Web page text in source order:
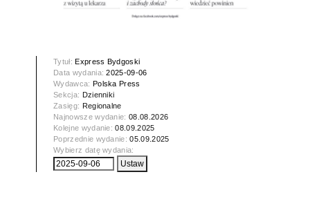
Tytuł: Express Bydgoski
Data wydania:2025-09-06
Wydawca: Polska Press
Sekcja: Dzienniki
Zasięg: Regionalne
Najnowsze wydanie:08.08.2026
Kolejne wydanie:08.09.2025
Poprzednie wydanie:05.09.2025
Wybierz datę wydania: